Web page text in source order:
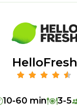
HelloFresh
10-60 min 3-5